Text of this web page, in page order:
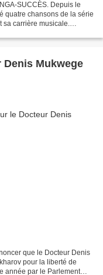
SUCCÈS. Depuis le
quatre chansons de la série
sa carrière musicale.
Mukwege
que le Docteur Denis
pour la liberté de
année par le Parlement